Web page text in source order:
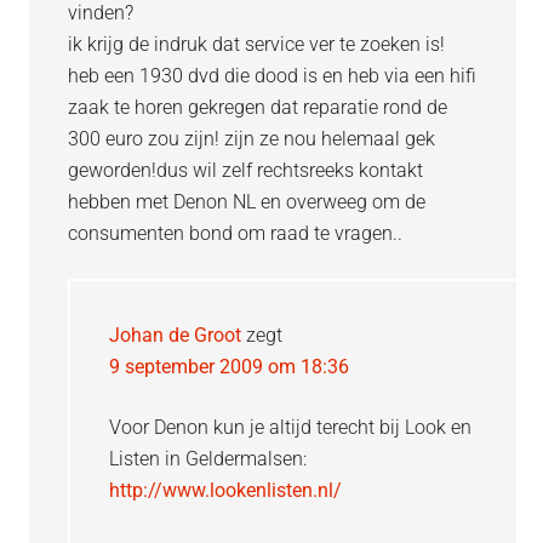
vinden?
ik krijg de indruk dat service ver te zoeken is!
heb een 1930 dvd die dood is en heb via een hifi
zaak te horen gekregen dat reparatie rond de
300 euro zou zijn! zijn ze nou helemaal gek
geworden!dus wil zelf rechtsreeks kontakt
hebben met Denon NL en overweeg om de
consumenten bond om raad te vragen..
Johan de Groot zegt
9 september 2009 om 18:36
Voor Denon kun je altijd terecht bij Look en
Listen in Geldermalsen:
http://www.lookenlisten.nl/